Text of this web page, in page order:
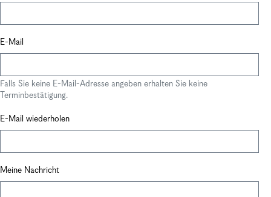
E-Mail
Falls Sie keine E-Mail-Adresse angeben erhalten Sie keine
Terminbestätigung.
E-Mail wiederholen
Meine Nachricht